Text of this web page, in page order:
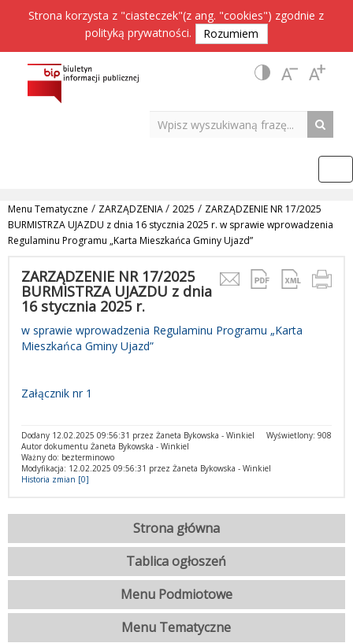
Strona korzysta z "ciasteczek"(z ang. "cookies") zgodnie z
polityką prywatności. Rozumiem
Menu Tematyczne / ZARZĄDZENIA/ 2025 / ZARZĄDZENIE NR 17/2025
BURMISTRZA UJAZDU z dnia 16 stycznia 2025 r. w sprawie wprowadzenia
Regulaminu Programu „Karta Mieszkańca Gminy Ujazd”
ZARZĄDZENIE NR 17/2025
BURMISTRZA UJAZDU z dnia
16 stycznia 2025 r.
w sprawie wprowadzenia Regulaminu Programu „Karta
Mieszkańca Gminy Ujazd”
Załącznik nr 1
Wyświetlony: 908
Dodany 12.02.2025 09:56:31 przez Żaneta Bykowska - Winkiel
Autor dokumentu Żaneta Bykowska - Winkiel
Ważny do: bezterminowo
Modyfikacja: 12.02.2025 09:56:31 przez Żaneta Bykowska - Winkiel
Historia zmian [0]
Strona główna
Tablica ogłoszeń
Menu Podmiotowe
Menu Tematyczne